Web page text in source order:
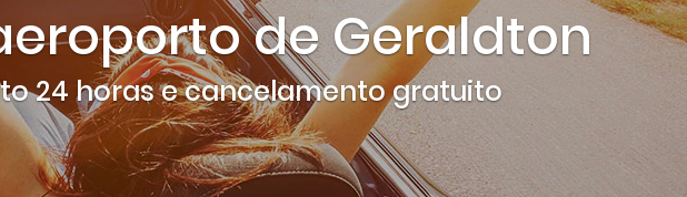
de Geraldton
24 horas e cancelamento gratuito